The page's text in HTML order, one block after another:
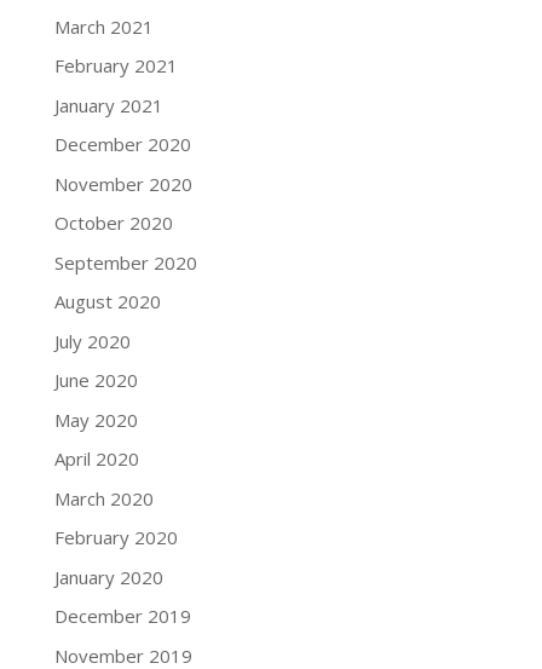
March 2021
February 2021
January 2021
December 2020
November 2020
October 2020
September 2020
August 2020
July 2020
June 2020
May 2020
April 2020
March 2020
February 2020
January 2020
December 2019
November 2019